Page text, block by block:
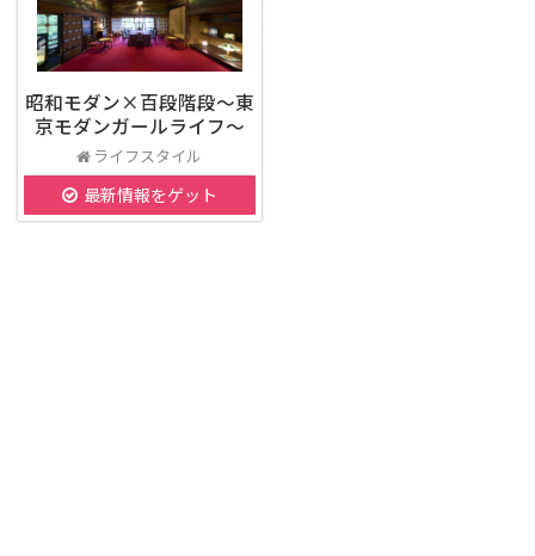
昭和モダン×百段階段～東
京モダンガールライフ～
ライフスタイル
最新情報をゲット